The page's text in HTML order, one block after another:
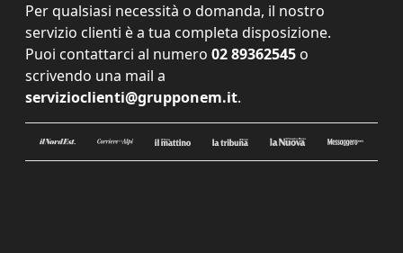
Per qualsiasi necessità o domanda, il nostro
servizio clienti è a tua completa disposizione.
Puoi contattarci al numero 02 89362545 o
scrivendo una mail a
servizioclienti@grupponem.it.